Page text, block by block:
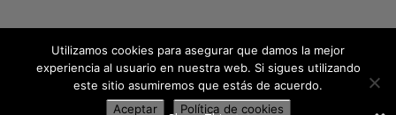
Utilizamos cookies para asegurar que damos la mejor
experiencia al usuario en nuestra web. Si sigues utilizando
este sitio asumiremos que estás de acuerdo.
Aceptar
Política de cookies